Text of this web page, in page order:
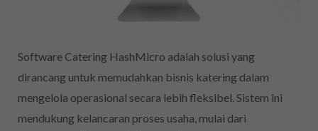
Software Catering HashMicro adalah solusi yang
dirancang untuk memudahkan bisnis katering dalam
mengelola operasional secara lebih fleksibel. Sistem ini
mendukung kelancaran proses usaha, mulai dari